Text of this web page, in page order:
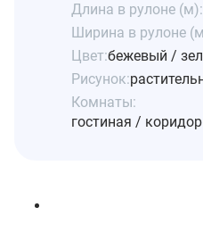
Длина в рулоне (м):
Ширина в рулоне
Цвет:бежевый /
Рисунок:
Комнаты:
гостиная /